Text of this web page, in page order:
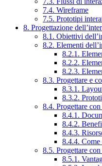
7.4. Wireframe
7.5. Prototipi
8. Progettazione
8.1. Obiettivi
8.2. Elementi
8.2.1.
8.2.2.
8.2.3.
8.3. Progettare e
8.3.1.
8.3.2.
8.4. Progettare
8.4.1.
8.4.2.
8.4.3.
8.4.4. Come
8.5. Progettare
8.5.1.